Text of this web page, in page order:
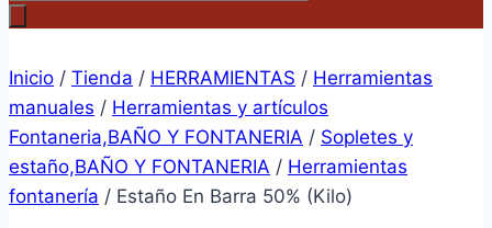
de
Inicio / Tienda / HERRAMIENTAS / Herramientas
manuales / Herramientas y artículos
Fontaneria,BAÑO Y FONTANERIA / Sopletes y
estaño,BAÑO Y FONTANERIA / Herramientas
fontanería / Estaño En Barra 50% (Kilo)